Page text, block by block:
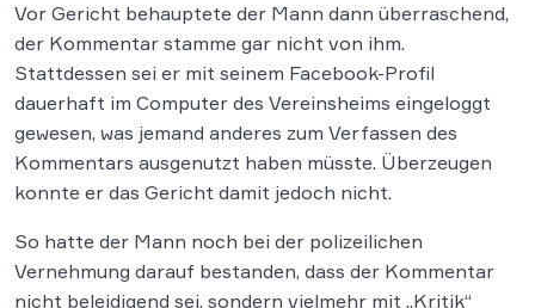
Vor Gericht behauptete der Mann dann überraschend,
der Kommentar stamme gar nicht von ihm.
Stattdessen sei er mit seinem Facebook-Profil
dauerhaft im Computer des Vereinsheims eingeloggt
gewesen, was jemand anderes zum Verfassen des
Kommentars ausgenutzt haben müsste. Überzeugen
konnte er das Gericht damit jedoch nicht.
So hatte der Mann noch bei der polizeilichen
Vernehmung darauf bestanden, dass der Kommentar
nicht beleidigend sei, sondern vielmehr mit „Kritik“